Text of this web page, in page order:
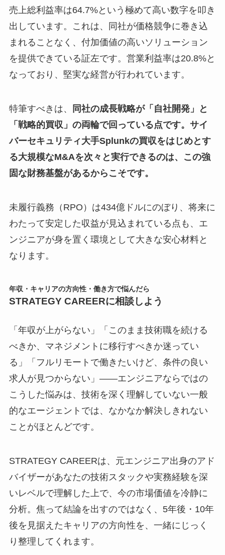
売上総利益率は64.7%という極めて高い数字を叩き
出しています。これは、同社が価格競争に巻き込
まれることなく、付加価値の高いソリューション
を提供できている証左です。営業利益率は20.8%と
なっており、堅実な経営が行われています。
特筆すべきは、
同社の成長戦略が「自社開発」と
「戦略的買収」の両輪で回っている点です。サイ
バーセキュリティ大手Splunkの買収をはじめとす
る大規模なM&Aを次々と実行できるのは、この強
固な財務基盤があるからこそです。
未履行義務（RPO）は434億ドルにのぼり、将来に
わたって安定した収益が見込まれている点も、エ
ンジニアが身を置く環境として大きな安心材料と
なります。
年収・キャリアの方向性・働き方で悩んだら
STRATEGY CAREERに相談しよう
「年収が上がらない」「このまま技術職を続ける
べきか、マネジメントに移行すべきか迷ってい
る」「フルリモートで働きたいけど、条件の良い
求人が見つからない」――エンジニアならではの
こうした悩みは、技術を深く理解していない一般
的なエージェントでは、なかなか解決しきれない
ことがほとんどです。
STRATEGY CAREERは、元エンジニア出身のアド
バイザーがあなたの技術スタックや実務経験を深
いレベルで理解した上で、今の市場価値を冷静に
分析。焦って結論を出すのではなく、5年後・10年
後を見据えたキャリアの方向性を、一緒にじっく
り整理してくれます。